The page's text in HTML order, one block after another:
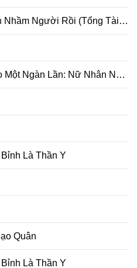
Tổng Tài Anh Nhận Nhầm Người Rồi (Tổng Tài Daddy Không Thể Trêu)
Thái Tử Thông Báo Một Ngàn Lần: Nữ Nhân Nguy Hiểm
Là Thần Y
Quân
Là Thần Y